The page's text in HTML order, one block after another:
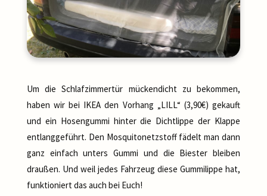
Um die Schlafzimmertür mückendicht zu bekommen,
haben wir bei IKEA den Vorhang „LILL“ (3,90€) gekauft
und ein Hosengummi hinter die Dichtlippe der Klappe
entlanggeführt. Den Mosquitonetzstoff fädelt man dann
ganz einfach unters Gummi und die Biester bleiben
draußen. Und weil jedes Fahrzeug diese Gummilippe hat,
funktioniert das auch bei Euch!